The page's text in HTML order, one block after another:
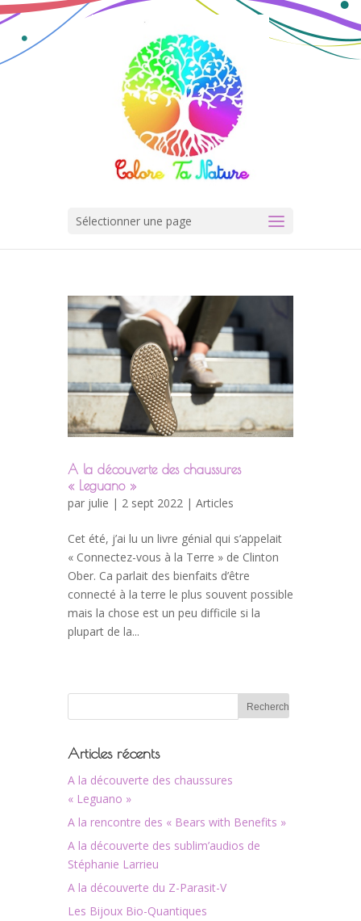
Sélectionner une page
A la découverte des chaussures
« Leguano »
par julie | 2 sept 2022 | Articles
Cet été, j’ai lu un livre génial qui s’appelait
« Connectez-vous à la Terre » de Clinton
Ober. Ca parlait des bienfaits d’être
connecté à la terre le plus souvent possible
mais la chose est un peu difficile si la
plupart de la...
Articles récents
A la découverte des chaussures
« Leguano »
A la rencontre des « Bears with Benefits »
A la découverte des sublim’audios de
Stéphanie Larrieu
A la découverte du Z-Parasit-V
Les Bijoux Bio-Quantiques